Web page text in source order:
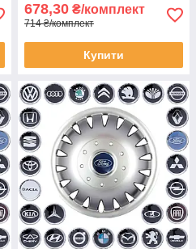
678,30 ₴/комплект
714 ₴/комплект
Купити